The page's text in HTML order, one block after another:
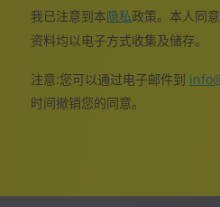
我已注意到本 隐私政策。本人同
资料均以电子方式收集及储存。
注意:您可以通过电子邮件到
时间撤销您的同意。